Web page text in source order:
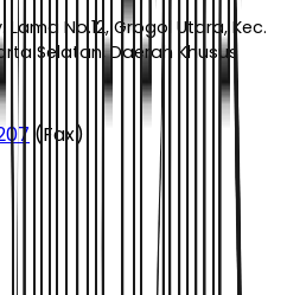
Lama No.12, Grogol Utara, Kec.
Selatan, Daerah Khusus
(Fax)